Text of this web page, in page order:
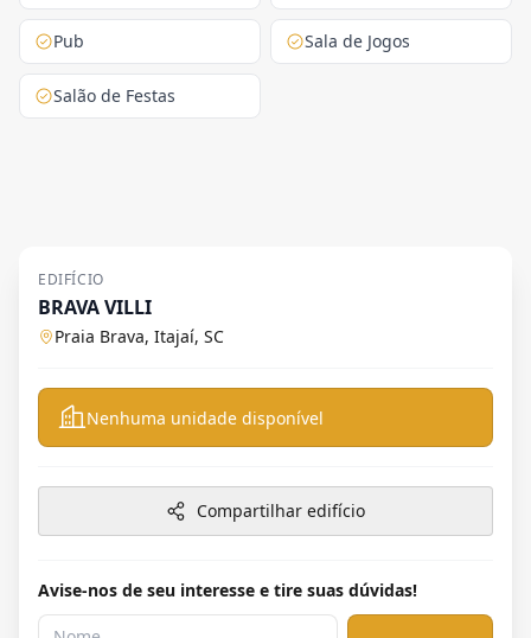
Pub Sala de Jogos
Salão de Festas
EDIFÍCIO
BRAVA VILLI
Praia Brava, Itajaí, SC
Nenhuma unidade disponível
Compartilhar edifício
Avise-nos de seu interesse e tire suas dúvidas!